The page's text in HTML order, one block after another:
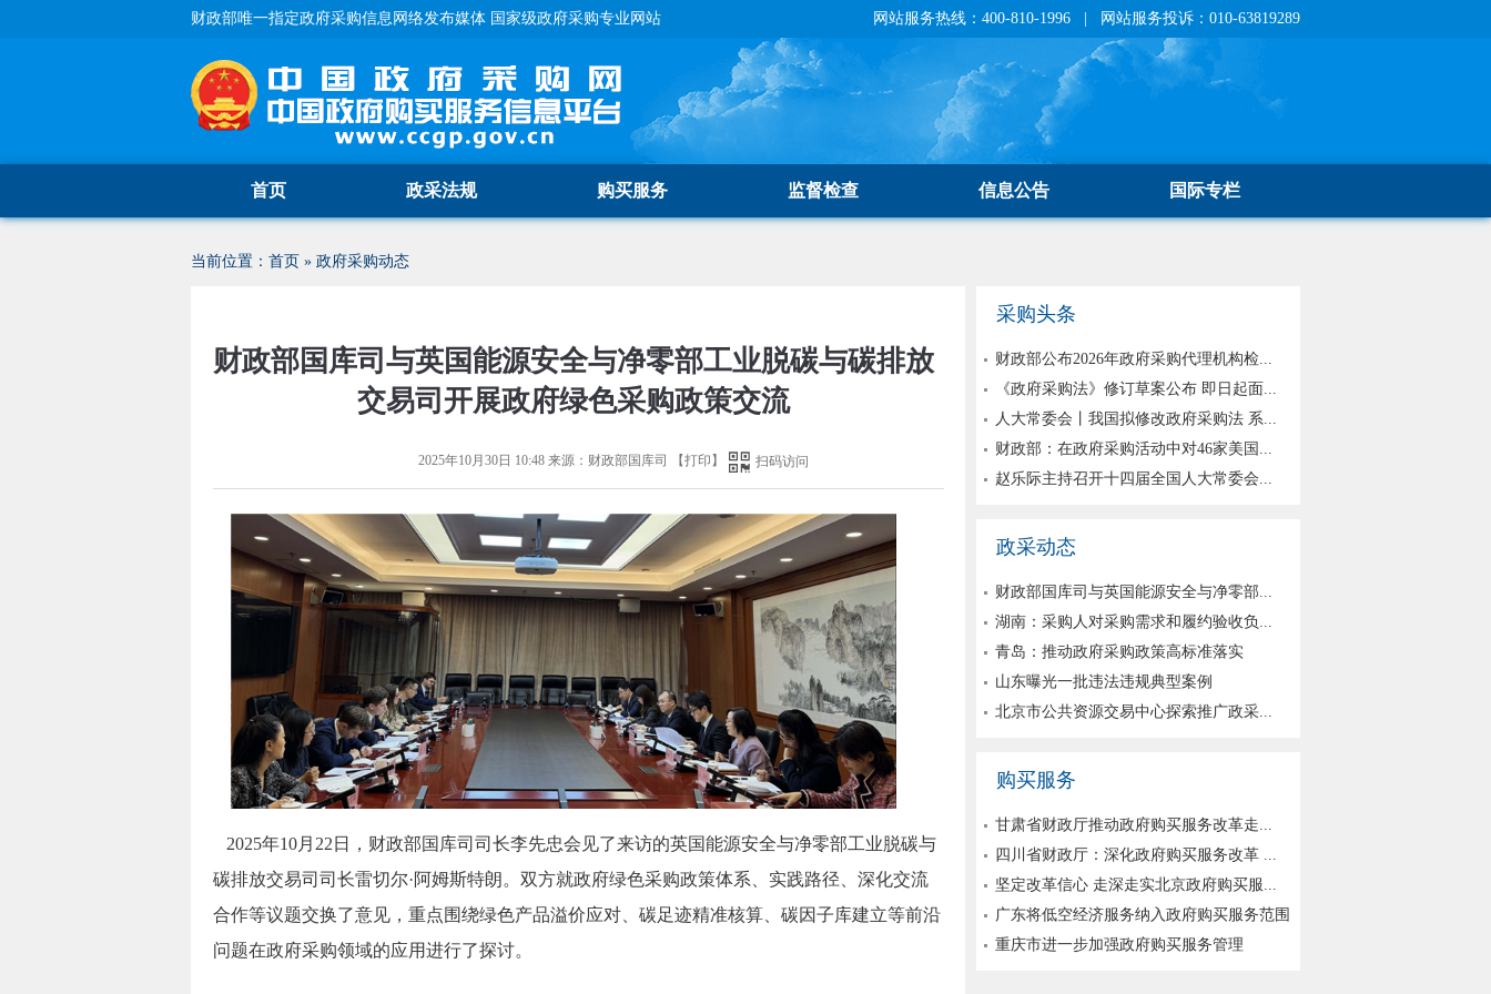
财政部唯一指定政府采购信息网络发布媒体 国家级政府采购专业网站 网站服务热线：400-810-1996 | 网站服务投诉：010-63819289
首页 政采法规 购买服务 监督检查 信息公告 国际专栏
当前位置： 首页 » 政府采购动态
财政部国库司与英国能源安全与净零部工业脱碳与碳排放
交易司开展政府绿色采购政策交流
2025年10月30日 10:48来源： 财政部国库司 【打印 】 扫码访问
2025年10月22日，财政部国库司司长李先忠会见了来访的英国能源安全与净零部工业脱碳与
碳排放交易司司长雷切尔·阿姆斯特朗。双方就政府绿色采购政策体系、实践路径、深化交流
合作等议题交换了意见，重点围绕绿色产品溢价应对、碳足迹精准核算、碳因子库建立等前沿
问题在政府采购领域的应用进行了探讨。
采购头条
财政部公布2026年政府采购代理机构检...
《政府采购法》修订草案公布 即日起面...
人大常委会丨我国拟修改政府采购法 系...
财政部：在政府采购活动中对46家美国...
赵乐际主持召开十四届全国人大常委会...
政采动态
财政部国库司与英国能源安全与净零部...
湖南：采购人对采购需求和履约验收负...
青岛：推动政府采购政策高标准落实
山东曝光一批违法违规典型案例
北京市公共资源交易中心探索推广政采...
购买服务
甘肃省财政厅推动政府购买服务改革走...
四川省财政厅：深化政府购买服务改革 ...
坚定改革信心 走深走实北京政府购买服...
广东将低空经济服务纳入政府购买服务范围
重庆市进一步加强政府购买服务管理